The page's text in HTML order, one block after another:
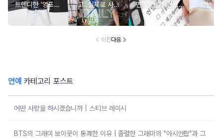
트렌디한 ‘영포티’
분석
고..실제로 사람
구한 연예인 10
면? '연말정산' 핵
심 꿀팁 A to Z
있는 건
요?”
이전다음
연예 카테고리 포스트
어떤 사랑을 하시겠습니까 | 스티브 레이시
BTS의 그래미 보이콧이 통쾌한 이유 | 졸렬한 그래미의 "아시안팝"과 그